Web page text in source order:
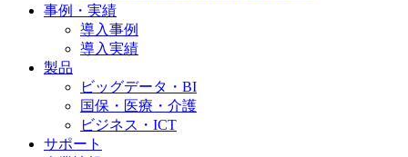
事例・実績
導入事例
導入実績
製品
ビッグデータ・BI
国保・医療・介護
ビジネス・ICT
サポート